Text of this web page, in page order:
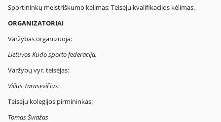
Sportininkų meistriškumo kėlimas; Teisėjų kvalifikacijos kėlimas.
ORGANIZATORIAI
Varžybas organizuoja:
Lietuvos Kudo sporto federacija.
Varžybų vyr. teisėjas:
Vilius Tarasevičius
Teisėjų kolegijos pirmininkas:
Tomas Šviažas